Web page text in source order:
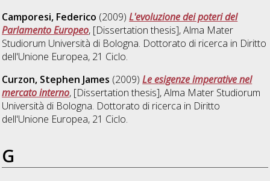
Camporesi, Federico (2009)L'evoluzione dei poteri del
Parlamento Europeo, [Dissertation thesis], Alma Mater
Studiorum Università di Bologna. Dottorato di ricerca in Diritto
dell'Unione Europea, 21 Ciclo.
Curzon, Stephen James (2009)Le esigenze imperative nel
mercato interno, [Dissertation thesis], Alma Mater Studiorum
Università di Bologna. Dottorato di ricerca in Diritto
dell'Unione Europea, 21 Ciclo.
G